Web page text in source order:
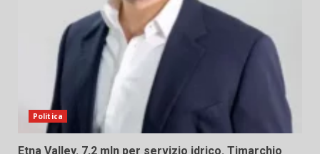
Politica
Etna Valley. 7,2 mln per servizio idrico. Timarchio